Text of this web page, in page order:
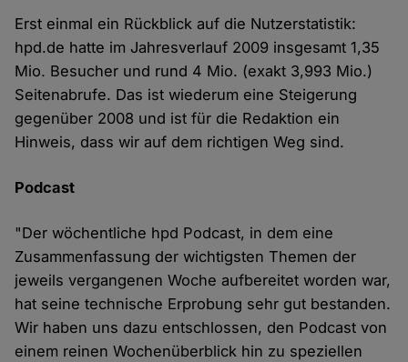
Erst einmal ein Rückblick auf die Nutzerstatistik:
hpd.de hatte im Jahresverlauf 2009 insgesamt 1,35
Mio. Besucher und rund 4 Mio. (exakt 3,993 Mio.)
Seitenabrufe. Das ist wiederum eine Steigerung
gegenüber 2008 und ist für die Redaktion ein
Hinweis, dass wir auf dem richtigen Weg sind.
Podcast
"Der wöchentliche hpd Podcast, in dem eine
Zusammenfassung der wichtigsten Themen der
jeweils vergangenen Woche aufbereitet worden war,
hat seine technische Erprobung sehr gut bestanden.
Wir haben uns dazu entschlossen, den Podcast von
einem reinen Wochenüberblick hin zu speziellen